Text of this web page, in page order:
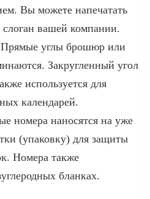
Вы можете напечатать
слоган вашей компании.
Прямые углы брошюр или
Закругленный угол
используется для
календарей.
номера наносятся на уже
(упаковку) для защиты
Номера также
бланках.